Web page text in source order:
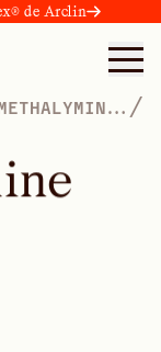
de Arclin
/
ine